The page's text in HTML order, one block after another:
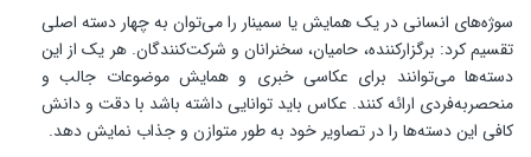
سوژه‌های انسانی در یک همایش یا سمینار را می‌توان به چهار دسته اصلی
تقسیم کرد: برگزارکننده، حامیان، سخنرانان و شرکت‌کنندگان. هر یک از این
دسته‌ها می‌توانند برای عکاسی خبری و همایش موضوعات جالب و
منحصربه‌فردی ارائه کنند. عکاس باید توانایی داشته باشد با دقت و دانش
کافی این دسته‌ها را در تصاویر خود به طور متوازن و جذاب نمایش دهد.